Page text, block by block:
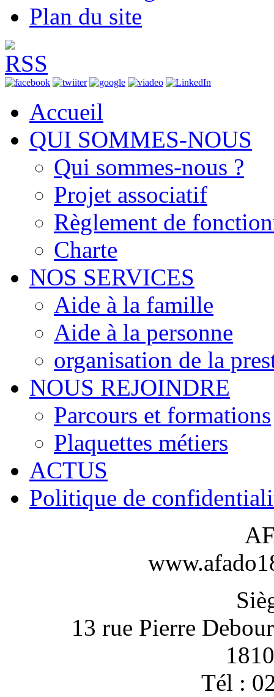
Plan du site
Accueil
QUI SOMMES-NOUS
Qui sommes-nous ?
Projet associatif
Règlement de
Charte
NOS SERVICES
Aide à la famille
Aide à la personne
organisation de la
NOUS REJOINDRE
Parcours et formations
Plaquettes métiers
ACTUS
Politique de
13 rue Pierre
Tél :